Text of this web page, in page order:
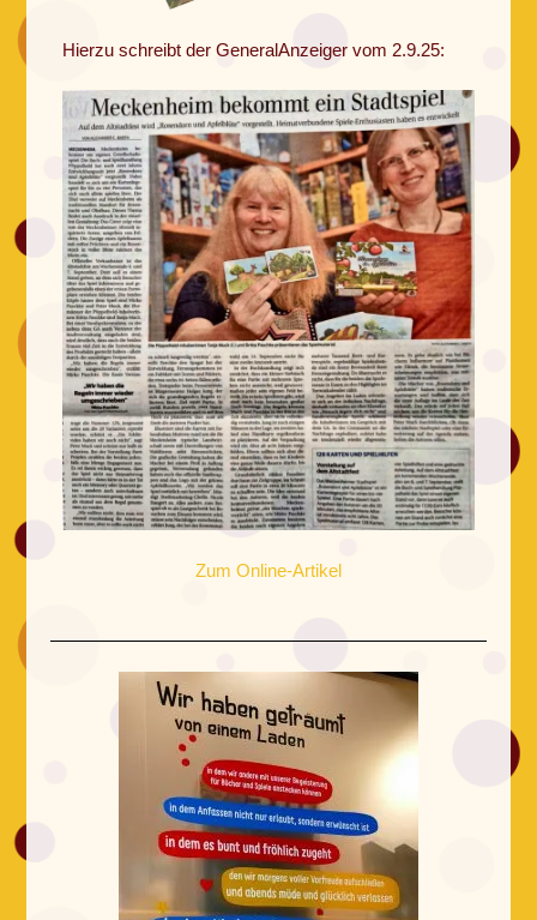
Hierzu schreibt der GeneralAnzeiger vom 2.9.25:
Zum Online-Artikel